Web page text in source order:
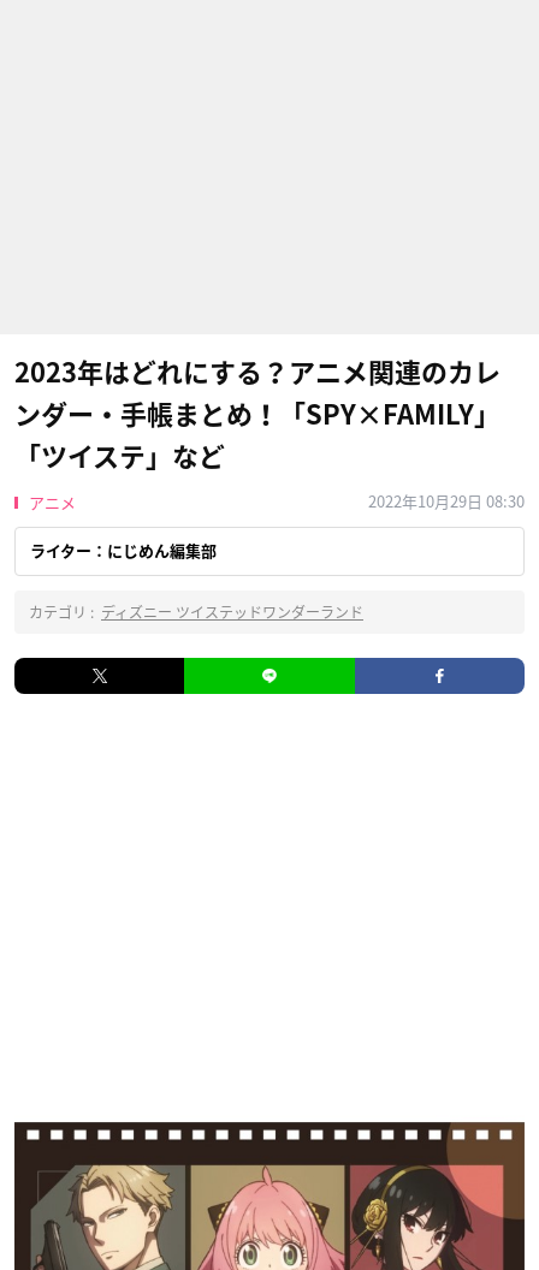
2023年はどれにする？アニメ関連のカレ
ンダー・手帳まとめ！「SPY×FAMILY」
「ツイステ」など
アニメ 2022年10月29日 08:30
ライター：にじめん編集部
カテゴリ : ディズニー ツイステッドワンダーランド